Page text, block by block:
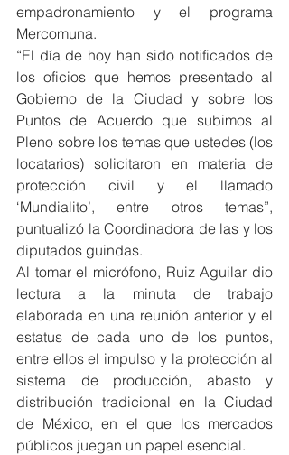
empadronamiento y el programa
Mercomuna.
“El día de hoy han sido notificados de
los oficios que hemos presentado al
Gobierno de la Ciudad y sobre los
Puntos de Acuerdo que subimos al
Pleno sobre los temas que ustedes (los
locatarios) solicitaron en materia de
protección civil y el llamado
‘Mundialito’, entre otros temas”,
puntualizó la Coordinadora de las y los
diputados guindas.
Al tomar el micrófono, Ruiz Aguilar dio
lectura a la minuta de trabajo
elaborada en una reunión anterior y el
estatus de cada uno de los puntos,
entre ellos el impulso y la protección al
sistema de producción, abasto y
distribución tradicional en la Ciudad
de México, en el que los mercados
públicos juegan un papel esencial.